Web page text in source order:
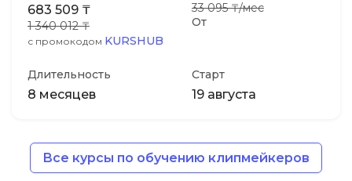
683 509 ₸
1 340 012 ₸
с промокодом KURSHUB
От
33 095 ₸/мес
Длительность
8 месяцев
Старт
19 августа
Все курсы по обучению клипмейкеров